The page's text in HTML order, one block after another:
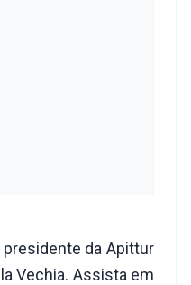
da Apittur
Vechia. Assista em